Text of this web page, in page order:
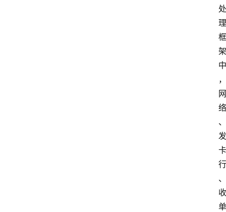
处
理
框
架
中
，
网
络
、
发
卡
行
、
收
单